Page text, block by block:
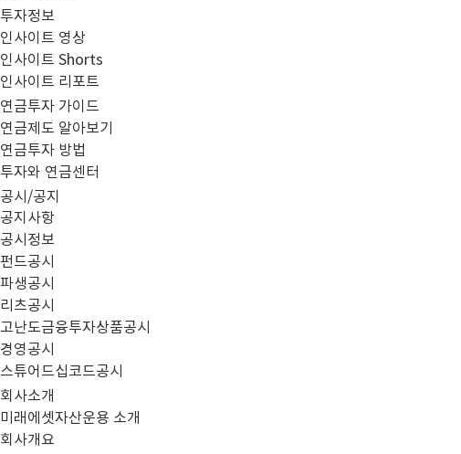
투자정보
인사이트 영상
인사이트 Shorts
인사이트 리포트
연금투자 가이드
연금제도 알아보기
연금투자 방법
투자와 연금센터
공시/공지
공지사항
공시정보
펀드공시
파생공시
리츠공시
고난도금융투자상품공시
경영공시
스튜어드십코드공시
회사소개
미래에셋자산운용 소개
회사개요
투
자
상
품
검
색
#TDF #차이나
총179건